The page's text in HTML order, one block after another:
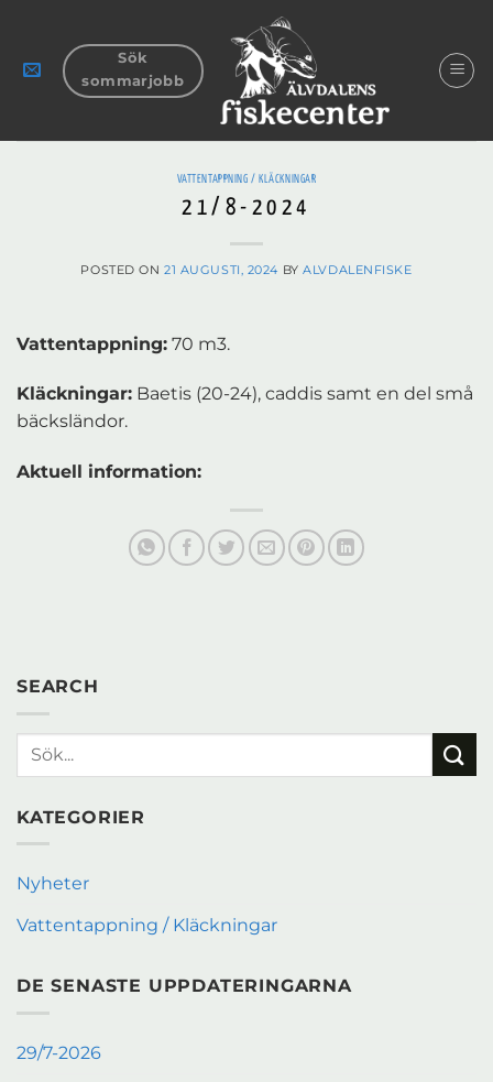
content
Sök
sommarjobb
VATTENTAPPNING / KLÄCKNINGAR
21/8-2024
POSTED ON21 AUGUSTI, 2024 BYALVDALENFISKE
Vattentappning: 70 m3.
Kläckningar: Baetis (20-24), caddis samt en del små
bäcksländor.
Aktuell information:
SEARCH
KATEGORIER
Nyheter
Vattentappning / Kläckningar
DE SENASTE UPPDATERINGARNA
29/7-2026